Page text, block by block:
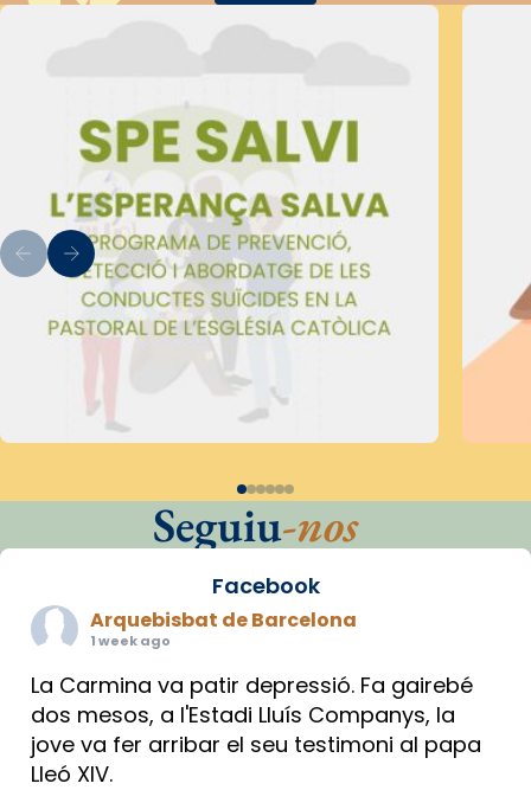
Seguiu-nos
Facebook
Arquebisbat de Barcelona
1 week ago
La Carmina va patir depressió. Fa gairebé
dos mesos, a l'Estadi Lluís Companys, la
jove va fer arribar el seu testimoni al papa
Lleó XIV.